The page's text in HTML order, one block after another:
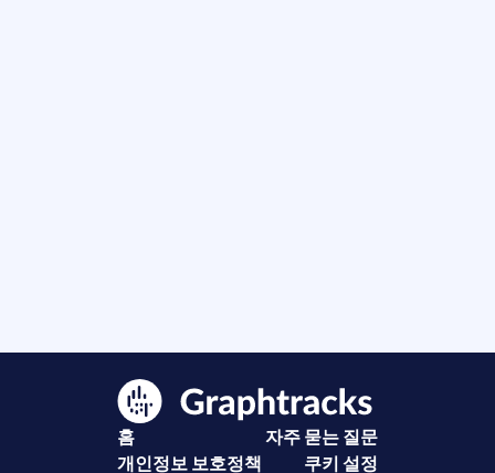
홈
자주 묻는 질문
개인정보 보호정책
쿠키 설정